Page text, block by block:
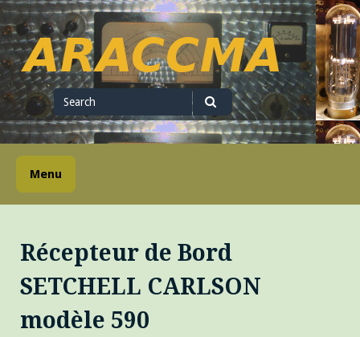
Skip
to
content
ARACCMA
Search
for
Search
Menu
Récepteur de Bord
SETCHELL CARLSON
modèle 590